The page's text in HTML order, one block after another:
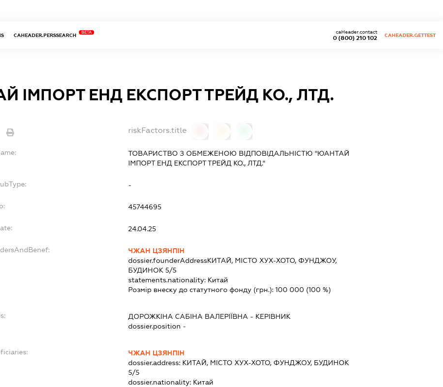
CAHEADER.PERSSEARCH
BETA
0 (800) 210 102
caHeader.contact
CAHEADER.GETTEST
ІМПОРТ ЕНД ЕКСПОРТ ТРЕЙД КО., ЛТД.
riskFactors.title
ТОВАРИСТВО З ОБМЕЖЕНОЮ ВІДПОВІДАЛЬНІСТЮ "ЮАНТАЙ
ІМПОРТ ЕНД ЕКСПОРТ ТРЕЙД КО., ЛТД."
-
45744695
24.04.25
ЧЖАН ЦЗЯНПІН
dossier.founderAddressКИТАЙ, МІСТО ХУХ-ХОТО, ФУНДЖОУ,
БУДИНОК 5/5
statements.nationality: Китай
Розмір внеску до статутного фонду (грн.): 100 000 (100 %)
ДОРОЖКІНА САБІНА ВАЛЕРІЇВНА - КЕРІВНИК
dossier.position -
ЧЖАН ЦЗЯНПІН
dossier.address: КИТАЙ, МІСТО ХУХ-ХОТО, ФУНДЖОУ, БУДИНОК
5/5
dossier.nationality: Китай